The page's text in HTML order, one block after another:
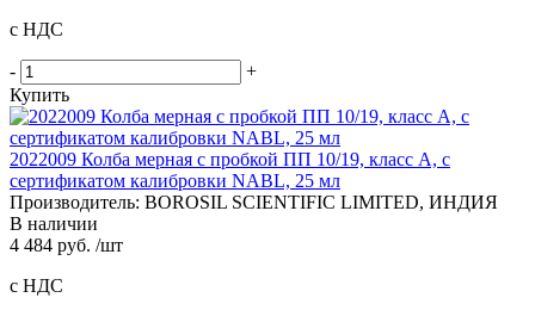
с НДС
-
+
Купить
2022009 Колба мерная с пробкой ПП 10/19, класс A, с
сертификатом калибровки NABL, 25 мл
Производитель: BOROSIL SCIENTIFIC LIMITED, ИНДИЯ
В наличии
4 484 руб. /шт
с НДС